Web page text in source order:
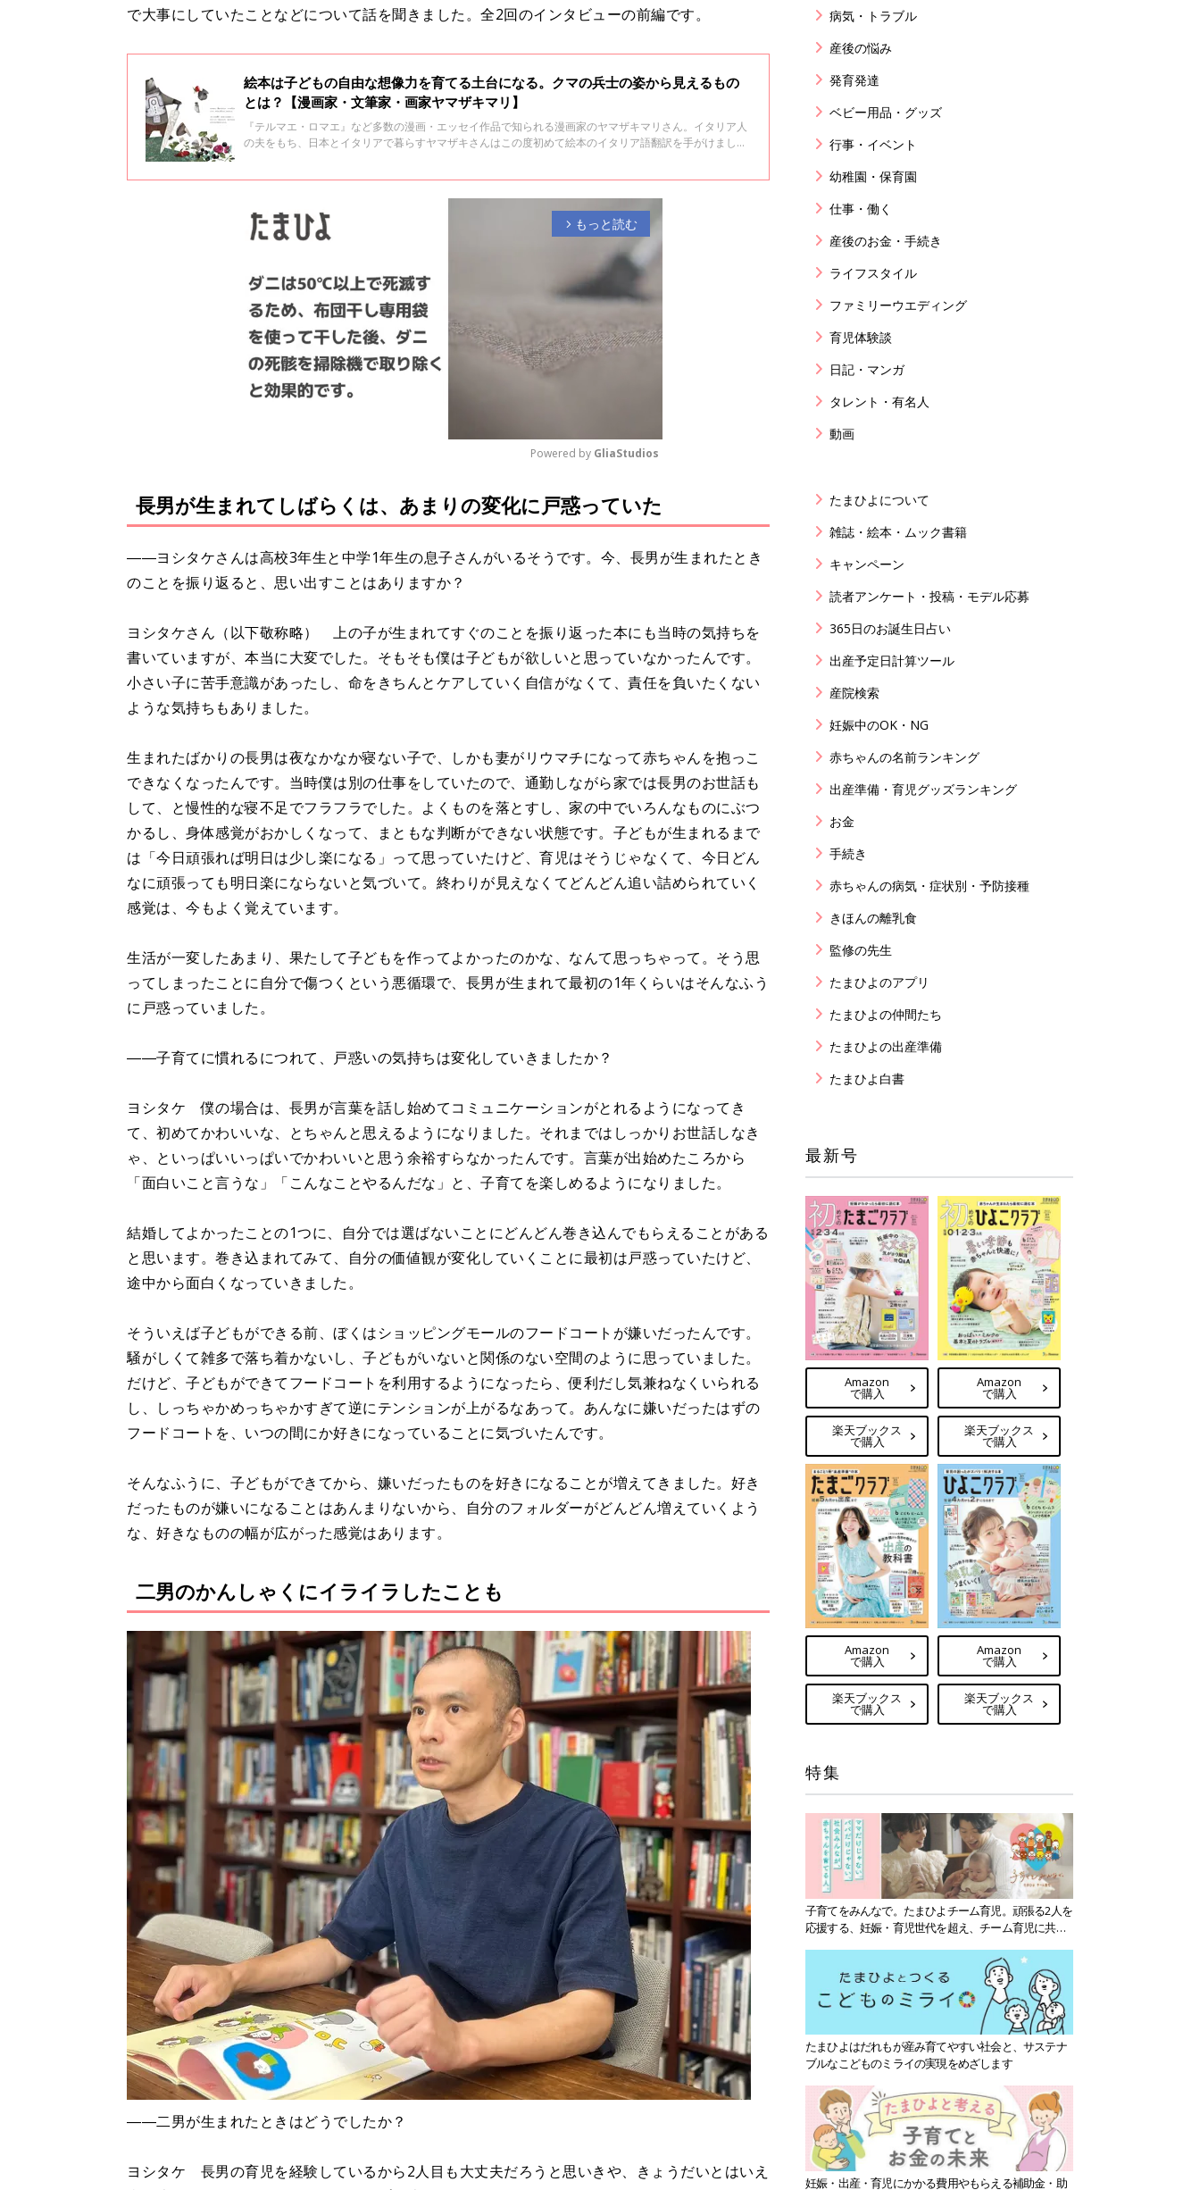
で大事にしていたことなどについて話を聞きました。全2回のインタビューの前編です。
絵本は子どもの自由な想像力を育てる土台になる。クマの兵士の姿から見えるもの
とは？【漫画家・文筆家・画家ヤマザキマリ】
『テルマエ・ロマエ』など多数の漫画・エッセイ作品で知られる漫画家のヤマザキマリさん。イタリア人
の夫をもち、日本とイタリアで暮らすヤマザキさんはこの度初めて絵本のイタリア語翻訳を手がけまし
arrow_forward_ios もっと読む
M
u
Powered by GliaStudios
長男が生まれてしばらくは、あまりの変化に戸惑っていた
――ヨシタケさんは高校3年生と中学1年生の息子さんがいるそうです。今、長男が生まれたとき
のことを振り返ると、思い出すことはありますか？
ヨシタケさん（以下敬称略） 上の子が生まれてすぐのことを振り返った本にも当時の気持ちを
書いていますが、本当に大変でした。そもそも僕は子どもが欲しいと思っていなかったんです。
小さい子に苦手意識があったし、命をきちんとケアしていく自信がなくて、責任を負いたくない
ような気持ちもありました。
生まれたばかりの長男は夜なかなか寝ない子で、しかも妻がリウマチになって赤ちゃんを抱っこ
できなくなったんです。当時僕は別の仕事をしていたので、通勤しながら家では長男のお世話も
して、と慢性的な寝不足でフラフラでした。よくものを落とすし、家の中でいろんなものにぶつ
かるし、身体感覚がおかしくなって、まともな判断ができない状態です。子どもが生まれるまで
は「今日頑張れば明日は少し楽になる」って思っていたけど、育児はそうじゃなくて、今日どん
なに頑張っても明日楽にならないと気づいて。終わりが見えなくてどんどん追い詰められていく
感覚は、今もよく覚えています。
生活が一変したあまり、果たして子どもを作ってよかったのかな、なんて思っちゃって。そう思
ってしまったことに自分で傷つくという悪循環で、長男が生まれて最初の1年くらいはそんなふう
に戸惑っていました。
――子育てに慣れるにつれて、戸惑いの気持ちは変化していきましたか？
ヨシタケ 僕の場合は、長男が言葉を話し始めてコミュニケーションがとれるようになってき
て、初めてかわいいな、とちゃんと思えるようになりました。それまではしっかりお世話しなき
ゃ、といっぱいいっぱいでかわいいと思う余裕すらなかったんです。言葉が出始めたころから
「面白いこと言うな」「こんなことやるんだな」と、子育てを楽しめるようになりました。
結婚してよかったことの1つに、自分では選ばないことにどんどん巻き込んでもらえることがある
と思います。巻き込まれてみて、自分の価値観が変化していくことに最初は戸惑っていたけど、
途中から面白くなっていきました。
そういえば子どもができる前、ぼくはショッピングモールのフードコートが嫌いだったんです。
騒がしくて雑多で落ち着かないし、子どもがいないと関係のない空間のように思っていました。
だけど、子どもができてフードコートを利用するようになったら、便利だし気兼ねなくいられる
し、しっちゃかめっちゃかすぎて逆にテンションが上がるなあって。あんなに嫌いだったはずの
フードコートを、いつの間にか好きになっていることに気づいたんです。
そんなふうに、子どもができてから、嫌いだったものを好きになることが増えてきました。好き
だったものが嫌いになることはあんまりないから、自分のフォルダーがどんどん増えていくよう
な、好きなものの幅が広がった感覚はあります。
二男のかんしゃくにイライラしたことも
――二男が生まれたときはどうでしたか？
ヨシタケ 長男の育児を経験しているから2人目も大丈夫だろうと思いきや、きょうだいとはいえ
病気・トラブル
産後の悩み
発育発達
ベビー用品・グッズ
行事・イベント
幼稚園・保育園
仕事・働く
産後のお金・手続き
ライフスタイル
ファミリーウエディング
育児体験談
日記・マンガ
タレント・有名人
動画
たまひよについて
雑誌・絵本・ムック書籍
キャンペーン
読者アンケート・投稿・モデル応募
365日のお誕生日占い
出産予定日計算ツール
産院検索
妊娠中のOK・NG
赤ちゃんの名前ランキング
出産準備・育児グッズランキング
お金
手続き
赤ちゃんの病気・症状別・予防接種
きほんの離乳食
監修の先生
たまひよのアプリ
たまひよの仲間たち
たまひよの出産準備
たまひよ白書
最新号
Amazon
で購入
楽天ブックス
で購入
Amazon
で購入
楽天ブックス
で購入
Amazon
で購入
楽天ブックス
で購入
Amazon
で購入
楽天ブックス
で購入
特集
子育てをみんなで。たまひよチーム育児。頑張る2人を
応援する、妊娠・育児世代を超え、チーム育児に共感
たまひよはだれもが産み育てやすい社会と、サステナ
ブルなこどものミライの実現をめざします
妊娠・出産・育児にかかる費用やもらえる補助金・助